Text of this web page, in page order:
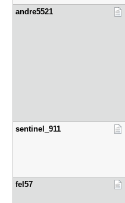
andre5521
sentinel_9​11
fel57